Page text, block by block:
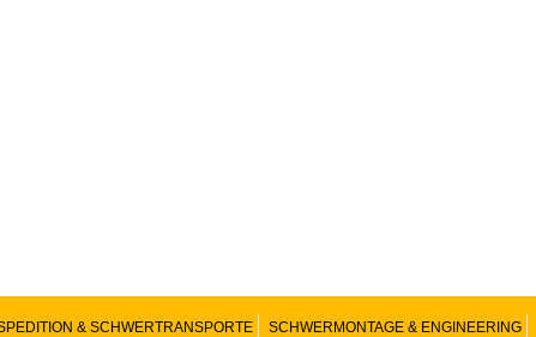
& SCHWERTRANSPORTE SCHWERMONTAGE & ENGINEERING